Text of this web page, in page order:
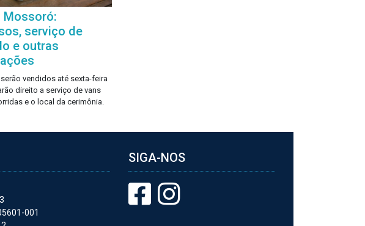
Mossoró:
serviço de
e outras
vendidos até sexta-feira
direito a serviço de vans
e o local da cerimônia.
001
SIGA-NOS